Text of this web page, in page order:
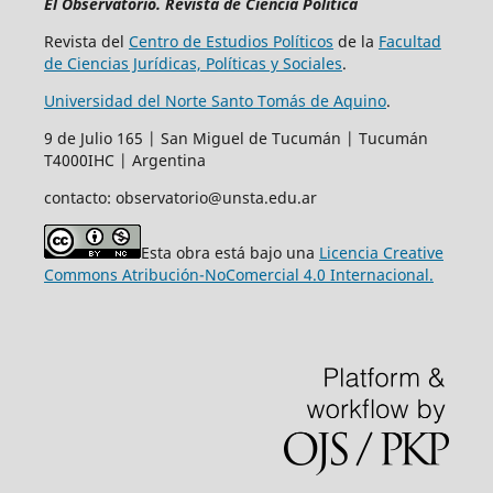
El Observatorio. Revista de Ciencia Política
Revista del Centro de Estudios Políticos de la Facultad
de Ciencias Jurídicas, Políticas y Sociales.
Universidad del Norte Santo Tomás de Aquino.
9 de Julio 165 | San Miguel de Tucumán | Tucumán
T4000IHC | Argentina
contacto: observatorio@unsta.edu.ar
Esta obra está bajo una Licencia Creative
Commons Atribución-NoComercial 4.0 Internacional.